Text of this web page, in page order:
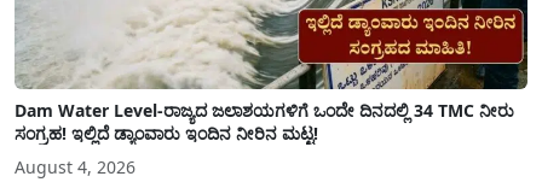
Dam Water Level-ರಾಜ್ಯದ ಜಲಾಶಯಗಳಿಗೆ ಒಂದೇ ದಿನದಲ್ಲಿ 34 TMC ನೀರು
ಸಂಗ್ರಹ! ಇಲ್ಲಿದೆ ಡ್ಯಾಂವಾರು ಇಂದಿನ ನೀರಿನ ಮಟ್ಟ!
August 4, 2026